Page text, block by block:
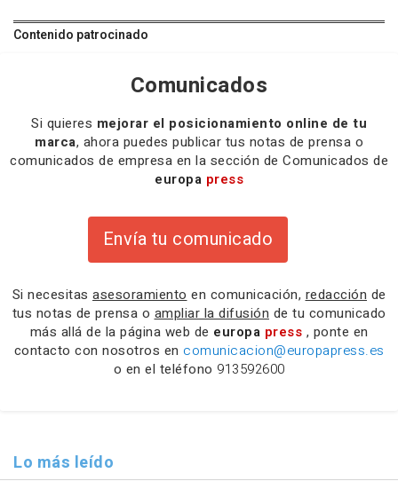
Contenido patrocinado
Comunicados
Si quieres mejorar el posicionamiento online de tu
marca, ahora puedes publicar tus notas de prensa o
comunicados de empresa en la sección de Comunicados de
europa press
Envía tu comunicado
Si necesitas asesoramiento en comunicación, redacción de
tus notas de prensa o ampliar la difusión de tu comunicado
más allá de la página web de europa press , ponte en
contacto con nosotros en comunicacion@europapress.es
o en el teléfono 913592600
Lo más leído